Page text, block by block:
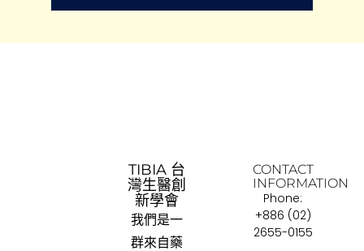
TIBIA 台
灣生醫創
新學會
我們是一
群來自藥
CONTACT
INFORMATION
Phone:
+886 (02)
2655-0155